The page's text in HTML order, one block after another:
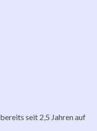
seit 2,5 Jahren auf